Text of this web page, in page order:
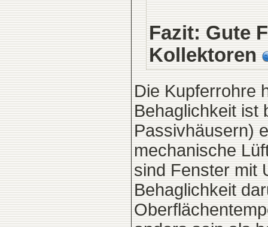
Fazit: Gute
Kollektoren
Die Kupferrohre
Behaglichkeit ist
Passivhäusern)
mechanische
sind Fenster mit
Behaglichkeit